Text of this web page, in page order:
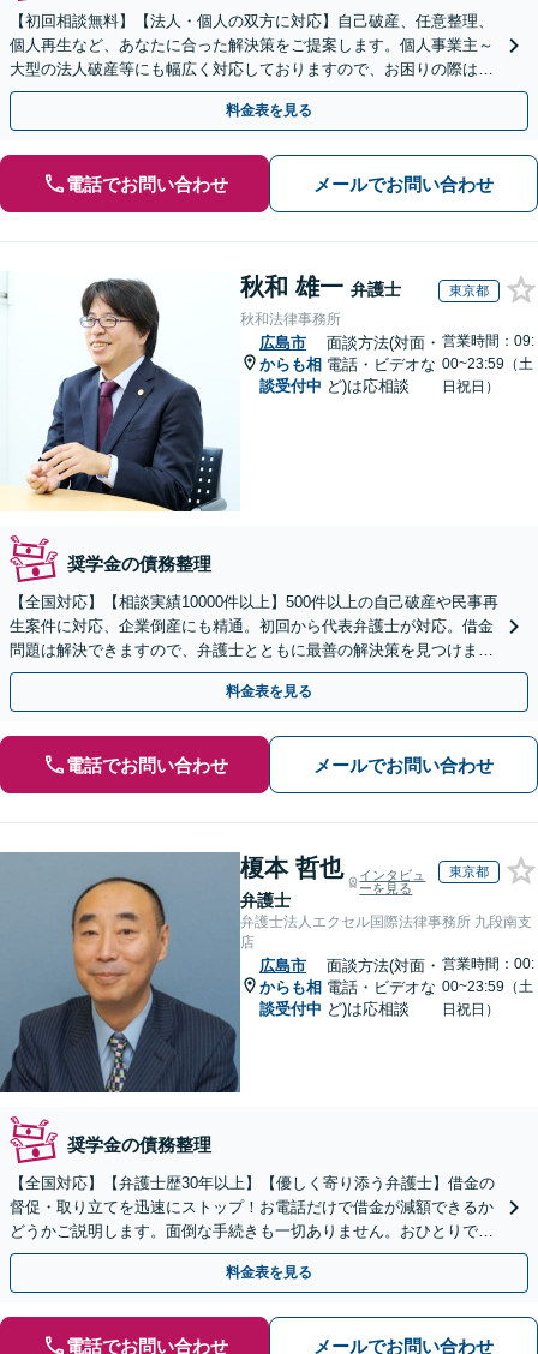
【初回相談無料】【法人・個人の双方に対応】自己破産、任意整理、
個人再生など、あなたに合った解決策をご提案します。個人事業主～
大型の法人破産等にも幅広く対応しておりますので、お困りの際はご
相談ください。新たなスタートを丁寧に支援いたします。
料金表を見る
電話でお問い合わせ メールでお問い合わせ
秋和 雄一 弁護士 東京都
秋和法律事務所
広島市
からも相
談受付中
面談方法(対面・
電話・ビデオな
ど)は応相談
営業時間：09:
00~23:59（土
日祝日）
奨学金の債務整理
【全国対応】【相談実績10000件以上】500件以上の自己破産や民事再
生案件に対応、企業倒産にも精通。初回から代表弁護士が対応。借金
問題は解決できますので、弁護士とともに最善の解決策を見つけまし
ょう【初回相談無料】【法テラス利用可】
料金表を見る
電話でお問い合わせ メールでお問い合わせ
榎本 哲也
弁護士
インタビュ
ーを見る
東京都
弁護士法人エクセル国際法律事務所 九段南支
店
広島市
からも相
談受付中
面談方法(対面・
電話・ビデオな
ど)は応相談
営業時間：00:
00~23:59（土
日祝日）
奨学金の債務整理
【全国対応】【弁護士歴30年以上】【優しく寄り添う弁護士】借金の
督促・取り立てを迅速にストップ！お電話だけで借金が減額できるか
どうかご説明します。面倒な手続きも一切ありません。おひとりで悩
まず、お気軽にご相談ください。【電話相談可】
料金表を見る
電話でお問い合わせ メールでお問い合わせ